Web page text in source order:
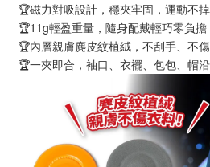
🏆磁力對吸設計，穩夾牢固，運動不
🏆11g輕盈重量，隨身配戴輕巧零負擔
🏆內層親膚麂皮紋植絨，不刮手、不
🏆一夾即合，袖口、衣襬、包包、帽